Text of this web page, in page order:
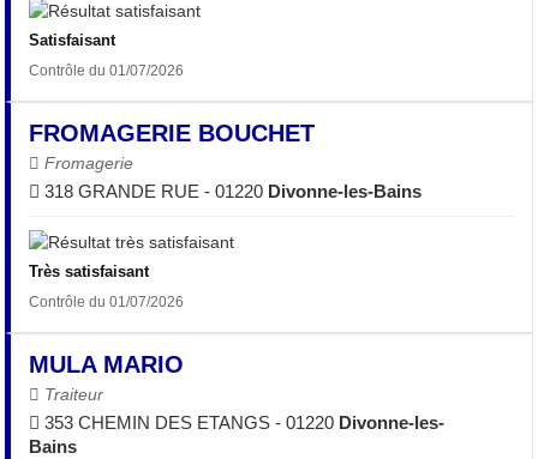
Satisfaisant
Contrôle du 01/07/2026
FROMAGERIE BOUCHET
Fromagerie
318 GRANDE RUE - 01220 Divonne-les-Bains
Très satisfaisant
Contrôle du 01/07/2026
MULA MARIO
Traiteur
353 CHEMIN DES ETANGS - 01220 Divonne-les-
Bains